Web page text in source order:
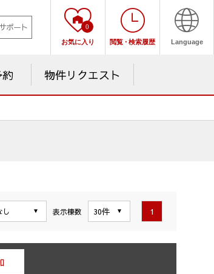
ポート 0
お気に入り 閲覧・ 検索履歴 Language
物件リクエスト
表示棟数 1